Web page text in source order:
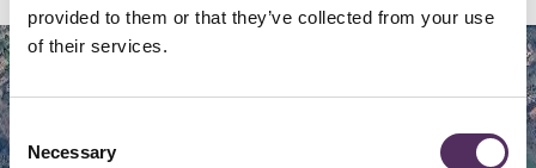
provided to them or that they’ve collected from your use
of their services.
Consent
Selection
Necessary
Map Satellite